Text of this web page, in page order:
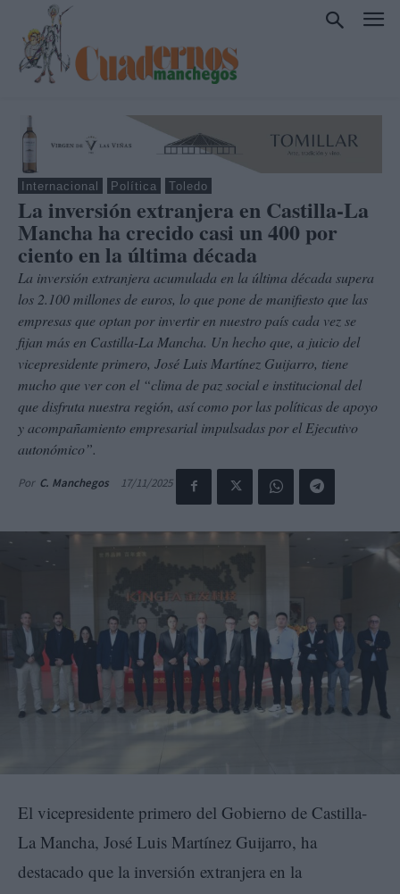
Internacional Política Toledo
La inversión extranjera en Castilla-La
Mancha ha crecido casi un 400 por
ciento en la última década
La inversión extranjera acumulada en la última década supera
los 2.100 millones de euros, lo que pone de manifiesto que las
empresas que optan por invertir en nuestro país cada vez se
fijan más en Castilla-La Mancha. Un hecho que, a juicio del
vicepresidente primero, José Luis Martínez Guijarro, tiene
mucho que ver con el “clima de paz social e institucional del
que disfruta nuestra región, así como por las políticas de apoyo
y acompañamiento empresarial impulsadas por el Ejecutivo
autonómico”.
Por C. Manchegos 17/11/2025
El vicepresidente primero del Gobierno de Castilla-
La Mancha, José Luis Martínez Guijarro, ha
destacado que la inversión extranjera en la